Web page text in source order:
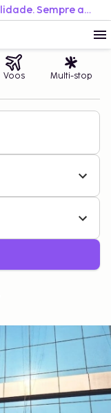
Reserve facilmente. Viaje com flexibilidade. Sempre ao melhor preço.
Voos Multi-stop